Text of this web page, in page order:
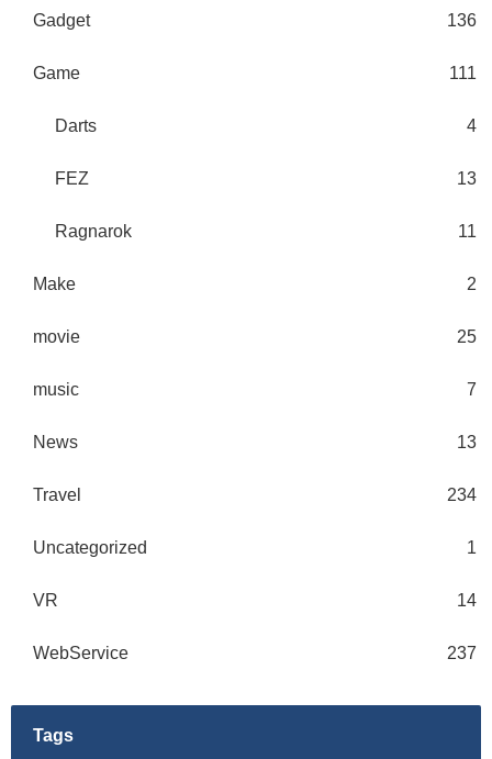
Gadget 136
Game 111
Darts 4
FEZ 13
Ragnarok 11
Make 2
movie 25
music 7
News 13
Travel 234
Uncategorized 1
VR 14
WebService 237
Tags